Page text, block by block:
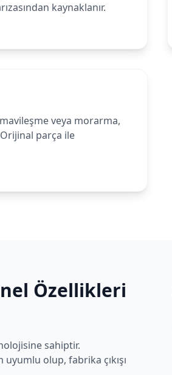
kaynaklanır.
veya morarma,
parça ile
Özellikleri
sahiptir.
olup, fabrika çıkışı